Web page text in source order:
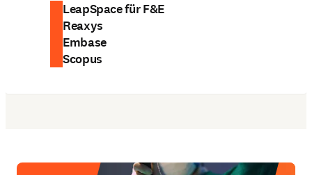
LeapSpace für F&E
Reaxys
Embase
Scopus